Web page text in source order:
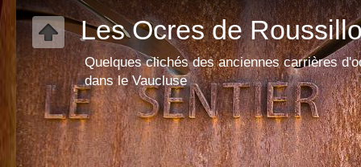
Les Ocres de
Quelques clichés des anciennes carrières
dans le Vaucluse